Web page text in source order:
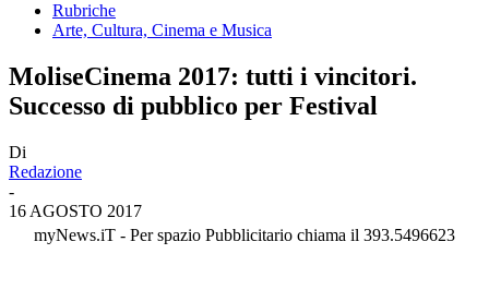
Rubriche
Arte, Cultura, Cinema e Musica
MoliseCinema 2017: tutti i vincitori.
Successo di pubblico per Festival
Di
Redazione
-
16 AGOSTO 2017
myNews.iT - Per spazio Pubblicitario chiama il 393.5496623